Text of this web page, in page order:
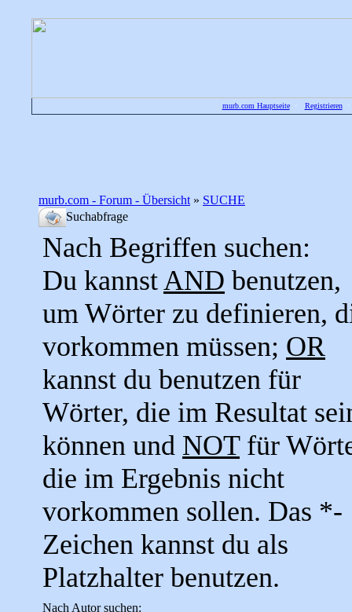
murb.com Hauptseite• Registrieren
murb.com - Forum - Übersicht » SUCHE
Suchabfrage
Nach Begriffen suchen:
Du kannstAND benutzen,
um Wörter zu definieren,
vorkommen müssen; OR
kannst du benutzen für
Wörter, die im Resultat
können und NOTfür
die im Ergebnis nicht
vorkommen sollen. Das *-
Zeichen kannst du als
Platzhalter benutzen.
Nach Autor suchen: